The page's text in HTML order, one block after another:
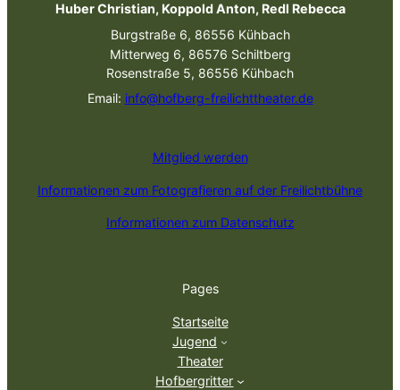
Huber Christian, Koppold Anton, Redl Rebecca
Burgstraße 6, 86556 Kühbach
Mitterweg 6, 86576 Schiltberg
Rosenstraße 5, 86556 Kühbach
Email: info@hofberg-freilichttheater.de
Mitglied werden
Informationen zum Fotografieren auf der Freilichtbühne
Informationen zum Datenschutz
Pages
Startseite
Jugend
Theater
Hofbergritter